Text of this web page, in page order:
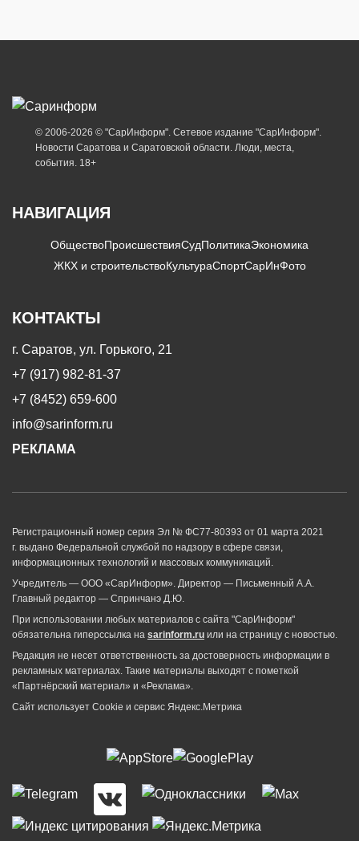
© 2006-2026 © "СарИнформ". Сетевое издание "СарИнформ".
Новости Саратова и Саратовской области. Люди, места,
события. 18+
НАВИГАЦИЯ
ОбществоПроисшествияСудПолитикаЭкономика
ЖКХ и строительствоКультураСпортСарИнФото
КОНТАКТЫ
г. Саратов, ул. Горького, 21
+7 (917) 982-81-37
+7 (8452) 659-600
info@sarinform.ru
РЕКЛАМА
Регистрационный номер серия Эл № ФС77-80393 от 01 марта 2021
г. выдано Федеральной службой по надзору в сфере связи,
информационных технологий и массовых коммуникаций.
Учредитель — ООО «СарИнформ». Директор — Письменный А.А.
Главный редактор — Спринчанэ Д.Ю.
При использовании любых материалов с сайта "СарИнформ"
обязательна гиперссылка на sarinform.ru или на страницу с новостью.
Редакция не несет ответственность за достоверность информации в
рекламных материалах. Такие материалы выходят с пометкой
«Партнёрский материал» и «Реклама».
Сайт использует Cookie и сервиc Яндекс.Метрика